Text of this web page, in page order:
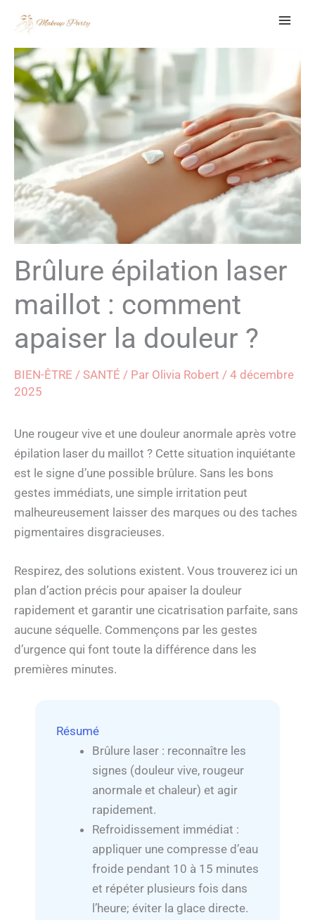
contenu
Brûlure épilation laser
maillot : comment
apaiser la douleur ?
BIEN-ÊTRE / SANTÉ / Par Olivia Robert / 4 décembre
2025
Une rougeur vive et une douleur anormale après votre
épilation laser du maillot ? Cette situation inquiétante
est le signe d’une possible brûlure. Sans les bons
gestes immédiats, une simple irritation peut
malheureusement laisser des marques ou des taches
pigmentaires disgracieuses.
Respirez, des solutions existent. Vous trouverez ici un
plan d’action précis pour apaiser la douleur
rapidement et garantir une cicatrisation parfaite, sans
aucune séquelle. Commençons par les gestes
d’urgence qui font toute la différence dans les
premières minutes.
Résumé
Brûlure laser : reconnaître les
signes (douleur vive, rougeur
anormale et chaleur) et agir
rapidement.
Refroidissement immédiat :
appliquer une compresse d’eau
froide pendant 10 à 15 minutes
et répéter plusieurs fois dans
l’heure; éviter la glace directe.